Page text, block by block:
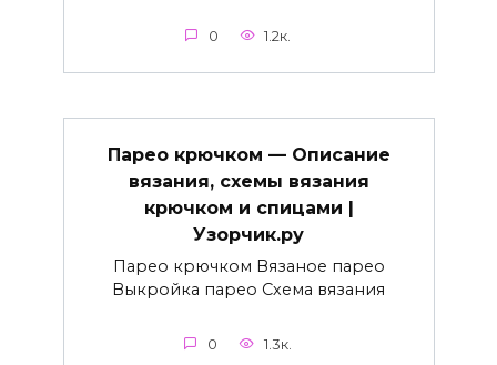
0 1.2к.
Парео крючком — Описание
вязания, схемы вязания
крючком и спицами |
Узорчик.ру
Парео крючком Вязаное парео
Выкройка парео Схема вязания
0 1.3к.